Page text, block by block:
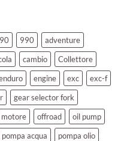
990
adventure
cambio
Collettore
engine exc
exc-f
gear selector fork
motore offroad
oil pump
pompa acqua
pompa olio